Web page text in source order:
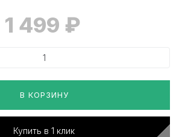
1 499 ₽
В КОРЗИНУ
Купить в 1 клик